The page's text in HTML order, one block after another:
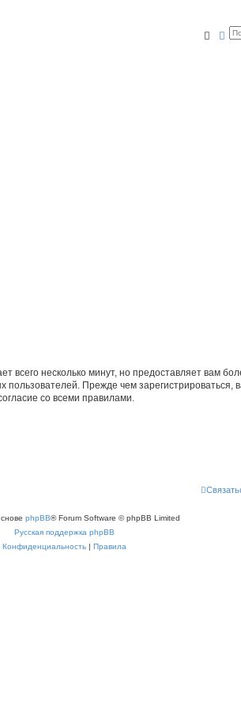
Поиск
всего несколько минут, но предоставляет вам
Прежде чем зарегистрироваться,
со всеми правилами.
phpBB® Forum Software © phpBB Limited
Русская поддержка phpBB
Конфиденциальность| Правила